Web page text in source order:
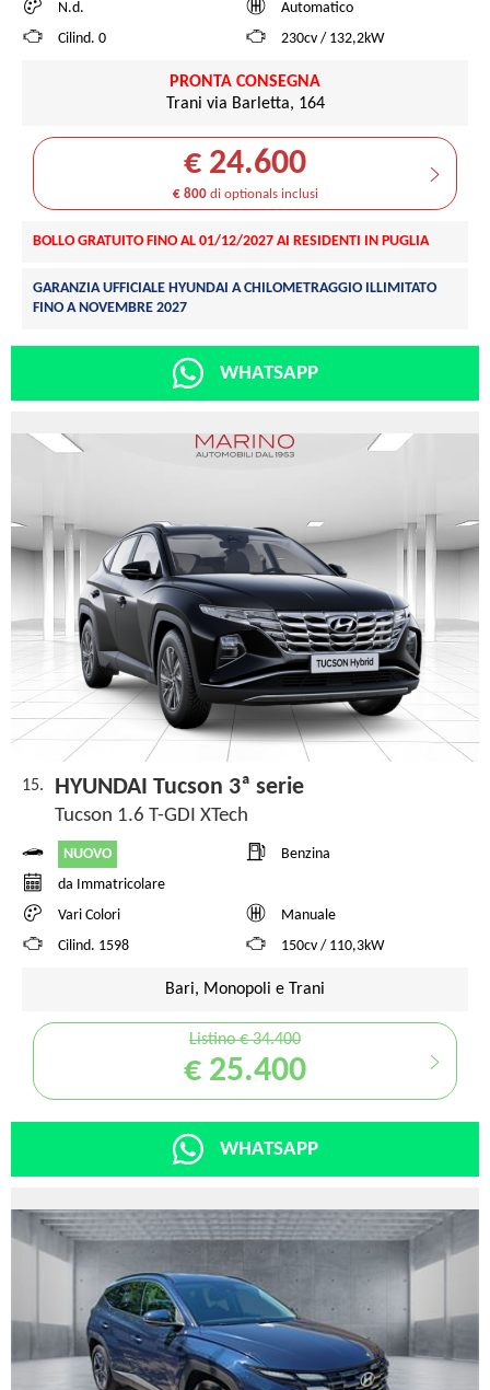
N.d.
Automatico
Cilind. 0
230cv / 132,2kW
PRONTA CONSEGNA
Trani via Barletta, 164
€ 24.600
€ 800di optionals inclusi
BOLLO GRATUITO FINO AL 01/12/2027 AI RESIDENTI IN PUGLIA
GARANZIA UFFICIALE HYUNDAI A CHILOMETRAGGIO ILLIMITATO
FINO A NOVEMBRE 2027
WHATSAPP
15. HYUNDAI Tucson 3ª serie
Tucson 1.6 T-GDI XTech
NUOVO
Benzina
da Immatricolare
Vari Colori
Manuale
Cilind. 1598
150cv / 110,3kW
Bari, Monopoli e Trani
Listino € 34.400
€ 25.400
WHATSAPP